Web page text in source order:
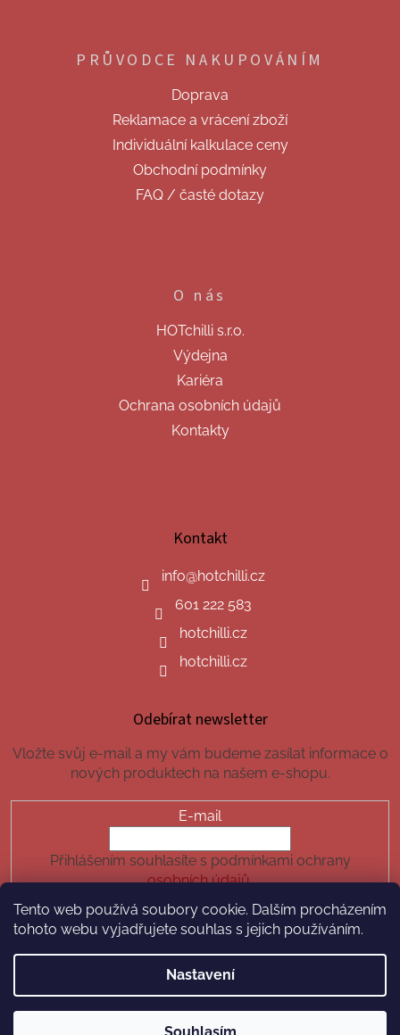
Tento web používá soubory cookie. Dalším procházením
tohoto webu vyjadřujete souhlas s jejich používáním.
Nastavení
PRŮVODCE NAKUPOVÁNÍM
Doprava
Reklamace a vrácení zboží
Individuální kalkulace ceny
Obchodní podmínky
FAQ / časté dotazy
O nás
HOTchilli s.r.o.
Výdejna
Kariéra
Ochrana osobních údajů
Kontakty
Kontakt
info@hotchilli.cz
601 222 583
hotchilli.cz
hotchilli.cz
Odebírat newsletter
Vložte svůj e-mail a my vám budeme zasílat informace o
nových produktech na našem e-shopu.
E-mail
Přihlášením souhlasíte s podmínkami ochrany
osobních údajů.
PŘIHLÁSIT SE